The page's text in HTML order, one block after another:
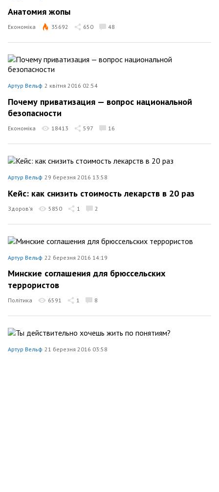
Анатомия жопы
Економіка 35692 650 48
Артур Вельф 2 квітня 2016 02:54
Почему приватизация — вопрос национальной
безопасности
Економіка 18413 597 16
Артур Вельф 29 березня 2016 13:58
Кейс: как снизить стоимость лекарств в 20 раз
Здоров’я 5850 1 2
Артур Вельф 22 березня 2016 14:19
Минские соглашения для брюссельских
террористов
Політика 6591 1 8
Артур Вельф 21 березня 2016 03:58